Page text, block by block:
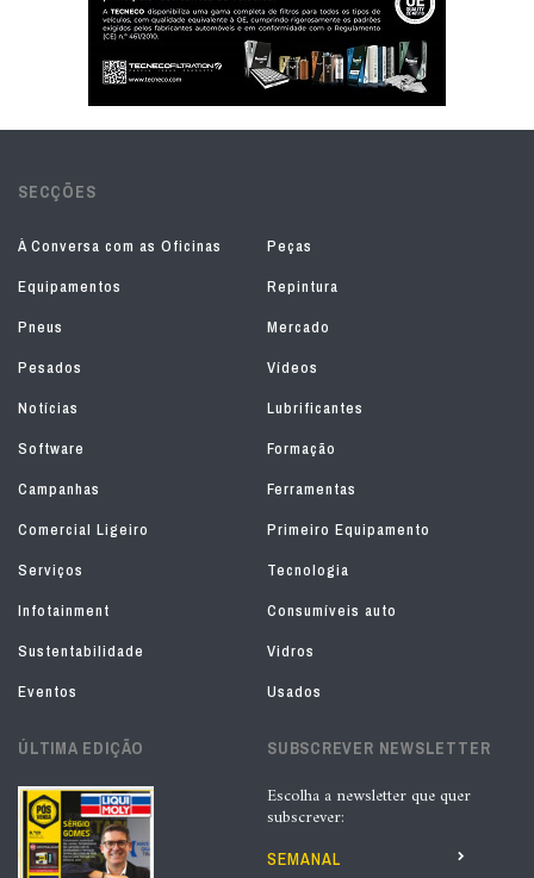
SECÇÕES
À Conversa com as Oficinas
Peças
Equipamentos
Repintura
Pneus
Mercado
Pesados
Vídeos
Notícias
Lubrificantes
Software
Formação
Campanhas
Ferramentas
Comercial Ligeiro
Primeiro Equipamento
Serviços
Tecnologia
Infotainment
Consumíveis auto
Sustentabilidade
Vidros
Eventos
Usados
ÚLTIMA EDIÇÃO SUBSCREVER NEWSLETTER
Escolha a newsletter que quer
subscrever:
SEMANAL